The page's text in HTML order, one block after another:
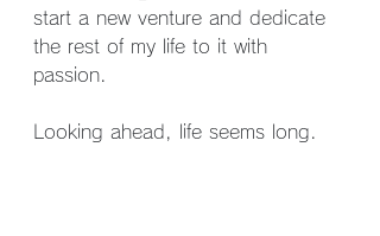
start a new venture and dedicate
the rest of my life to it with
passion.
Looking ahead, life seems long.